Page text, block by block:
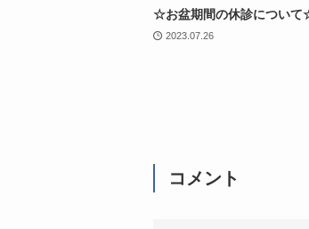
☆お盆期間の休診につい
2023.07.26
コメント